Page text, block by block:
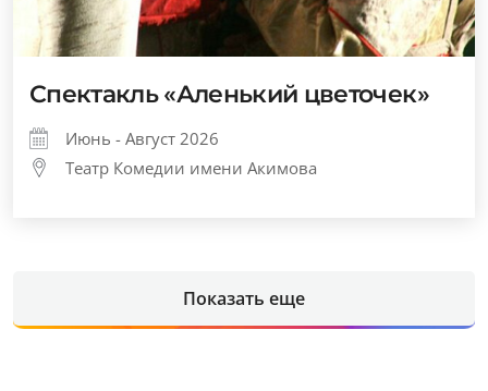
Спектакль «Аленький цветочек»
Июнь - Август 2026
Театр Комедии имени Акимова
Показать еще